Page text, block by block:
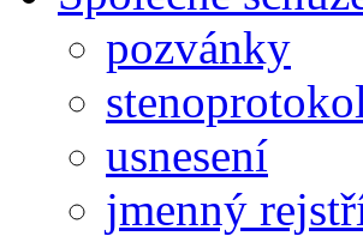
pozvánky
usnesení
jmenný